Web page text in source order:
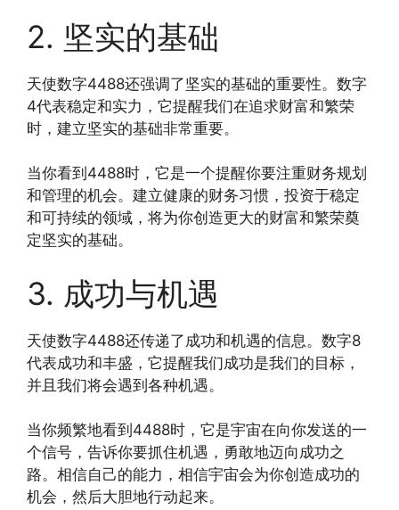
2. 坚实的基础
天使数字4488还强调了坚实的基础的重要性。数字
4代表稳定和实力，它提醒我们在追求财富和繁荣
时，建立坚实的基础非常重要。
当你看到4488时，它是一个提醒你要注重财务规划
和管理的机会。建立健康的财务习惯，投资于稳定
和可持续的领域，将为你创造更大的财富和繁荣奠
定坚实的基础。
3. 成功与机遇
天使数字4488还传递了成功和机遇的信息。数字8
代表成功和丰盛，它提醒我们成功是我们的目标，
并且我们将会遇到各种机遇。
当你频繁地看到4488时，它是宇宙在向你发送的一
个信号，告诉你要抓住机遇，勇敢地迈向成功之
路。相信自己的能力，相信宇宙会为你创造成功的
机会，然后大胆地行动起来。